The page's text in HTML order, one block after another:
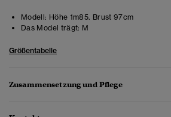
Modell: Höhe 1m85. Brust 97cm
Das Model trägt: M
Größentabelle
Zusammensetzung und Pflege